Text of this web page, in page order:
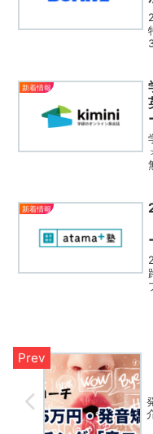
新着情報
新着情報